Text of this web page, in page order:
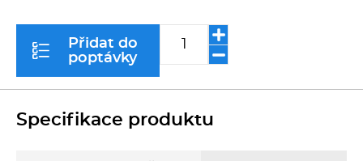
Stolní zařízení
Myčky
Transport, výdej a regen.
Přidat do
poptávky
Specifikace produktu